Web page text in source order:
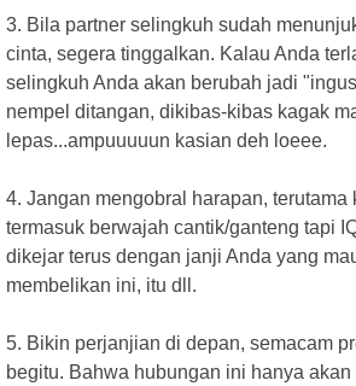
3. Bila partner selingkuh sudah
cinta, segera tinggalkan. Kalau Anda
selingkuh Anda akan berubah jadi
nempel ditangan, dikibas-kibas kagak
lepas...ampuuuuun kasian deh loeee.
4. Jangan mengobral harapan, terutama
termasuk berwajah cantik/ganteng tapi
dikejar terus dengan janji Anda yang
membelikan ini, itu dll.
5. Bikin perjanjian di depan, semacam
begitu. Bahwa hubungan ini hanya